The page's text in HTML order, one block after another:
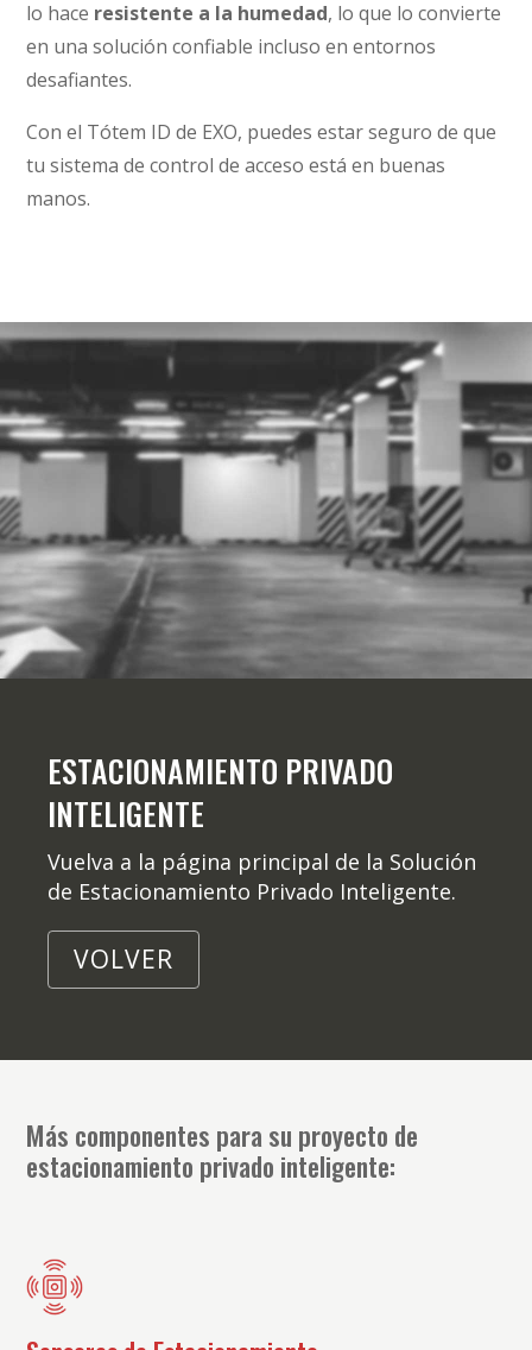
lo hace resistente a la humedad, lo que lo convierte
en una solución confiable incluso en entornos
desafiantes.
Con el Tótem ID de EXO, puedes estar seguro de que
tu sistema de control de acceso está en buenas
manos.
ESTACIONAMIENTO PRIVADO
INTELIGENTE
Vuelva a la página principal de la Solución
de Estacionamiento Privado Inteligente.
VOLVER
Más componentes para su proyecto de
estacionamiento privado inteligente: